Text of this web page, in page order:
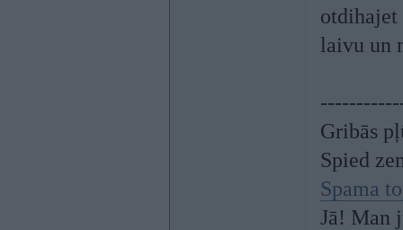
otdihajet
laivu un
Gribās
Spied
Spama
Jā! Man